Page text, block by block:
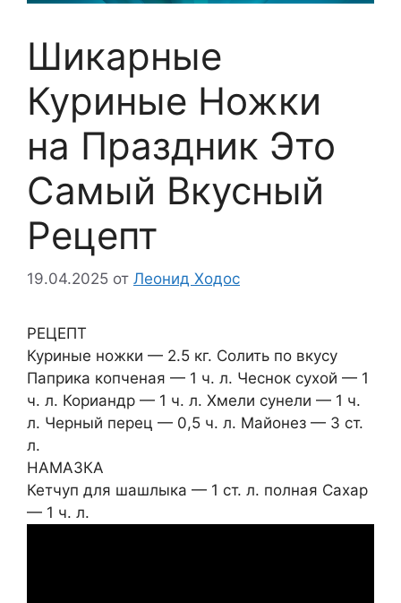
Шикарные
Куриные Ножки
на Праздник Это
Самый Вкусный
Рецепт
19.04.2025 от Леонид Ходос
РЕЦЕПТ
Куриные ножки — 2.5 кг. Солить по вкусу
Паприка копченая — 1 ч. л. Чеснок сухой — 1
ч. л. Кориандр — 1 ч. л. Хмели сунели — 1 ч.
л. Черный перец — 0,5 ч. л. Майонез — 3 ст.
л.
НАМАЗКА
Кетчуп для шашлыка — 1 ст. л. полная Сахар
— 1 ч. л.